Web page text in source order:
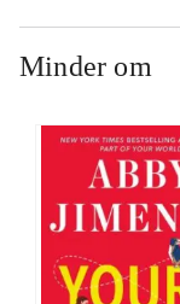
Minder om